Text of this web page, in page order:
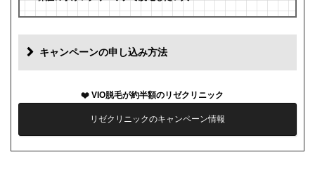
キャンペーンの申し込み方法
VIO脱毛が約半額のリゼクリニック
リゼクリニックのキャンペーン情報